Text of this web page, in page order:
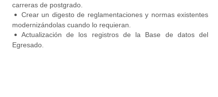
carreras de postgrado.
Crear un digesto de reglamentaciones y normas existentes
modernizándolas cuando lo requieran.
Actualización de los registros de la Base de datos del
Egresado.